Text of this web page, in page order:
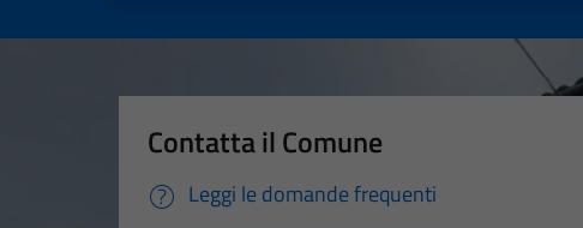
Contatta il Comune
Leggi le domande frequenti